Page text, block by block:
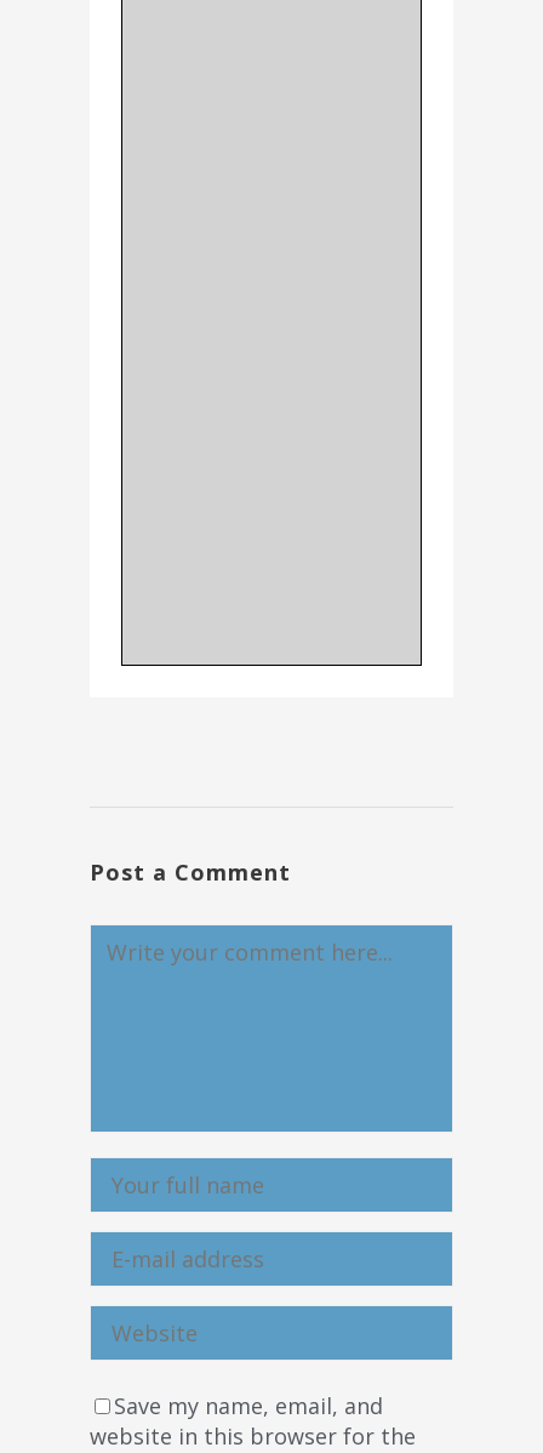
Post a Comment
Save my name, email, and
website in this browser for the